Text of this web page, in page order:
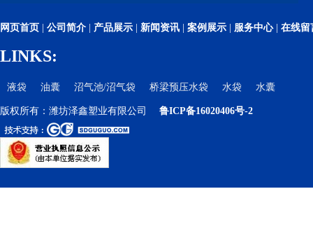
网页首页 公司简介 产品展示 新闻资讯 案例展示 服务中心| 在线留
LINKS:
液袋 油囊 沼气池/沼气袋 桥梁预压水袋 水袋 水囊
版权所有：潍坊泽鑫塑业有限公司 鲁ICP备16020406号-2